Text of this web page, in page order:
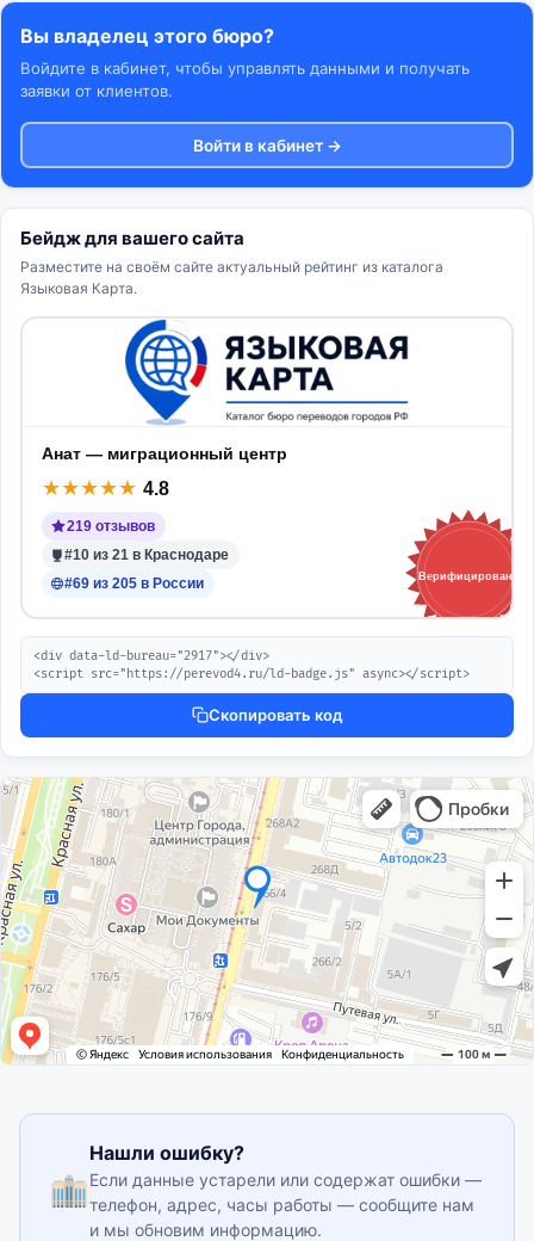
Вы владелец этого бюро?
Войдите в кабинет, чтобы управлять данными и получать
заявки от клиентов.
Войти в кабинет →
Бейдж для вашего сайта
Разместите на своём сайте актуальный рейтинг из каталога
Языковая Карта.
Анат — миграционный центр
★★★★★ 4.8
219 отзывов
#10 из 21 в Краснодаре
#69 из 205 в России
Верифицировано
<div data-ld-bureau="2917"></div>
<script src="https://perevod4.ru/ld-badge.js" async></script>
Скопировать код
Нашли ошибку?
Если данные устарели или содержат ошибки —
телефон, адрес, часы работы — сообщите нам
и мы обновим информацию.